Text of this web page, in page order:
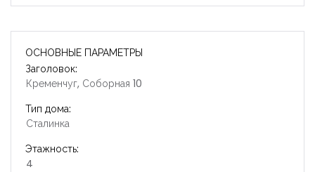
ОСНОВНЫЕ ПАРАМЕТРЫ
Заголовок:
Кременчуг, Соборная 10
Тип дома:
Сталинка
Этажность:
4